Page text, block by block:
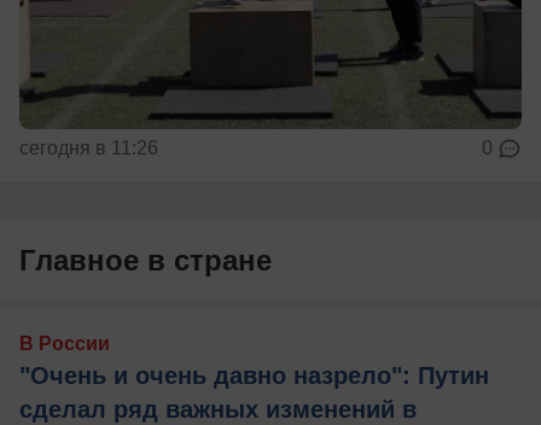
сегодня в 11:26 0
Главное в стране
В России
"Очень и очень давно назрело": Путин
сделал ряд важных изменений в